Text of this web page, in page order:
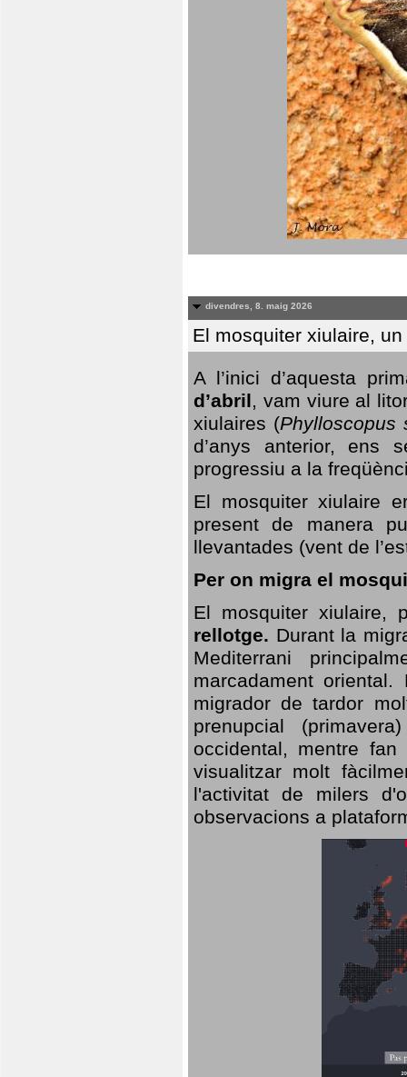
divendres, 8. maig 2026
El mosquiter xiulaire,
A l’inici d’aquesta
d’abril, vam viure al
xiulaires (Phylloscopus
d’anys anterior, ens
progressiu a la
El mosquiter xiulaire
present de manera
llevantades (vent de
Per on migra el
El mosquiter xiulaire,
rellotge. Durant la
Mediterrani
marcadament
migrador de tardor
prenupcial
occidental, mentre
visualitzar molt
l'activitat de milers
observacions a